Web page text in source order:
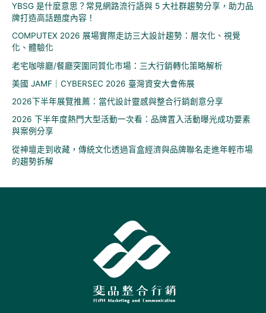
YBSG 是什麼意思？常見網路流行語與 5 大社群趨勢分享，助力品
牌打造高話題度內容！
COMPUTEX 2026 展場實際走訪三大設計趨勢：層次化、視覺
化、體驗化
老宅咖啡廳/餐廳突圍同質化市場：三大行銷轉化策略解析
美國 JAMF｜CYBERSEC 2026 臺灣資安大會佈展
2026下半年展覽推薦：當代設計靈感與整合行銷創意分享
2026 下半年度熱門大型活動一次看：品牌置入活動曝光成功要素
與案例分享
從神壇走到收藏，傳統文化透過盲盒經濟與品牌聯名走進年輕市場
的趨勢拆解